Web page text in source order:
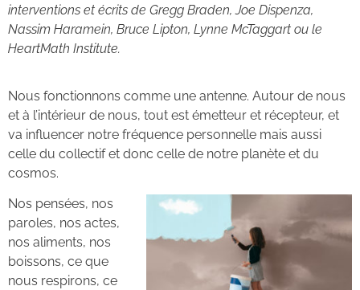
interventions et écrits de Gregg Braden, Joe Dispenza,
Nassim Haramein, Bruce Lipton, Lynne McTaggart ou le
HeartMath Institute.
Nous fonctionnons comme une antenne. Autour de nous
et à l’intérieur de nous, tout est émetteur et récepteur, et
va influencer notre fréquence personnelle mais aussi
celle du collectif et donc celle de notre planète et du
cosmos.
Nos pensées, nos
paroles, nos actes,
nos aliments, nos
boissons, ce que
nous respirons, ce